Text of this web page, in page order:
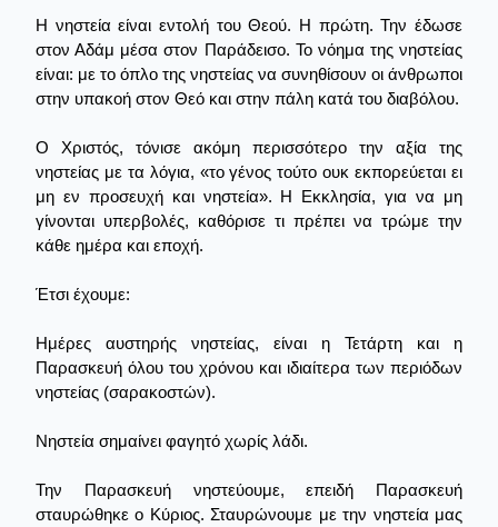
Η νηστεία είναι εντολή του Θεού. Η πρώτη. Την έδωσε
στον Αδάμ μέσα στον Παράδεισο. Το νόημα της νηστείας
είναι: με το όπλο της νηστείας να συνηθίσουν οι άνθρωποι
στην υπακοή στον Θεό και στην πάλη κατά του διαβόλου.
Ο Χριστός, τόνισε ακόμη περισσότερο την αξία της
νηστείας με τα λόγια, «το γένος τούτο ουκ εκπορεύεται ει
μη εν προσευχή και νηστεία». Η Εκκλησία, για να μη
γίνονται υπερβολές, καθόρισε τι πρέπει να τρώμε την
κάθε ημέρα και εποχή.
Έτσι έχουμε:
Ημέρες αυστηρής νηστείας, είναι η Τετάρτη και η
Παρασκευή όλου του χρόνου και ιδιαίτερα των περιόδων
νηστείας (σαρακοστών).
Νηστεία σημαίνει φαγητό χωρίς λάδι.
Την Παρασκευή νηστεύουμε, επειδή Παρασκευή
σταυρώθηκε ο Κύριος. Σταυρώνουμε με την νηστεία μας